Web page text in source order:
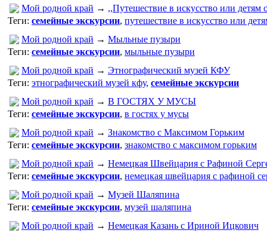
Мой родной край → ,,Путешествие в искусство или
Теги: семейные экскурсии, путешествие в искусство или
Мой родной край → Мыльные пузыри
Теги: семейные экскурсии, мыльные пузыри
Мой родной край → Этнографический музей КФУ
Теги: этнографический музей кфу, семейные экскурсии
Мой родной край → В ГОСТЯХ У МУСЫ
Теги: семейные экскурсии, в гостях у мусы
Мой родной край → Знакомство с Максимом Горьким
Теги: семейные экскурсии, знакомство с максимом горьким
Мой родной край → Немецкая Швейцария с Рафиной
Теги: семейные экскурсии, немецкая швейцария с рафиной
Мой родной край → Музей Шаляпина
Теги: семейные экскурсии, музей шаляпина
Мой родной край → Немецкая Казань с Ириной Ицкович